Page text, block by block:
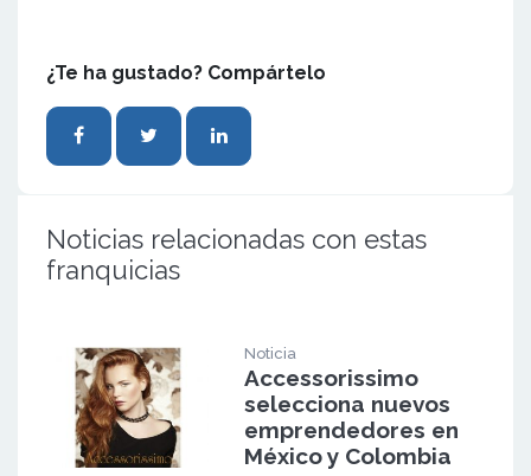
¿Te ha gustado? Compártelo
Noticias relacionadas con estas
franquicias
Noticia
Accessorissimo
selecciona nuevos
emprendedores en
México y Colombia